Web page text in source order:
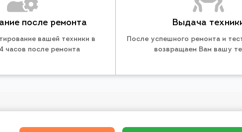
после ремонта
вашей техники в
часов после ремонта
Выдача
После успешного ремонта и
возвращаем Вам вашу